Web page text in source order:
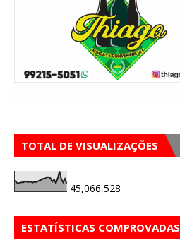
TOTAL DE VISUALIZAÇÕES
45,066,528
ESTATÍSTICAS COMPROVADAS